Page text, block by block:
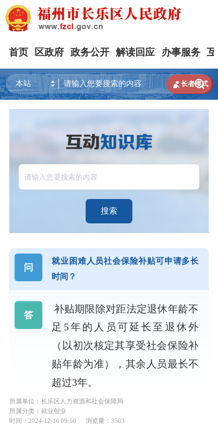
首页 区政府 政务公开 解读回应 办事服务

 长者模式
搜索
问
就业困难人员社会保险补贴可申请多长
时间？
答
补贴期限除对距法定退休年龄不
足 5年的人员可延长至退休外
（以初次核定其享受社会保险补
贴年龄为准），其余人员最长不
超过3年。
所属单位：长乐区人力资源和社会保障局
所属分类：就业创业
时间：2024-12-16 09:56
浏览量：3503